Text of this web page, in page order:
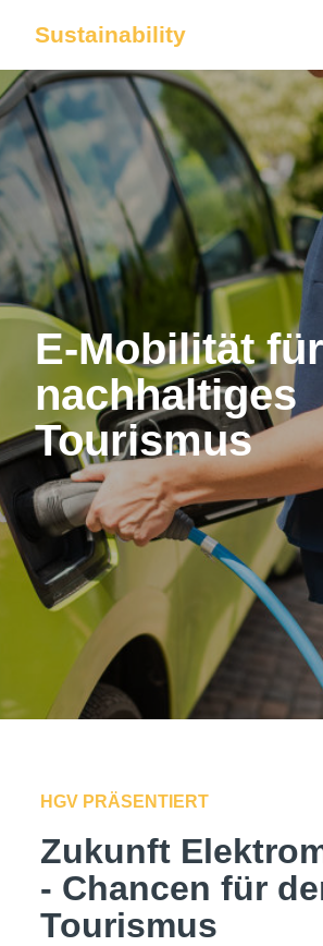
Sustainability
E-Mobilität
nachhaltiges
Tourismus
HGV PRÄSENTIERT
Zukunft
- Chancen für
Tourismus